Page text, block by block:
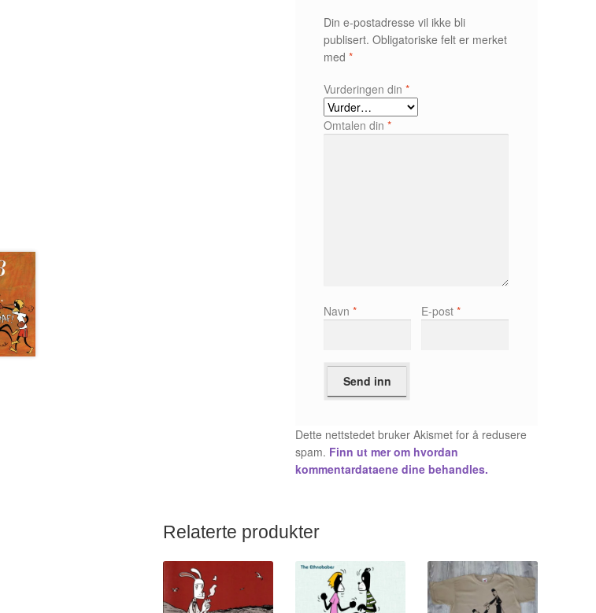
Din e-postadresse vil ikke bli
publisert. Obligatoriske felt er merket
med*
Vurderingen din*
Omtalen din*
Navn* E-post*
Dette nettstedet bruker Akismet for å redusere
spam. Finn ut mer om hvordan
kommentardataene dine behandles.
Relaterte produkter